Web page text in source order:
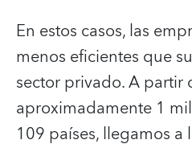
En estos casos, las
menos eficientes que
sector privado. A partir
aproximadamente 1
109 países, llegamos